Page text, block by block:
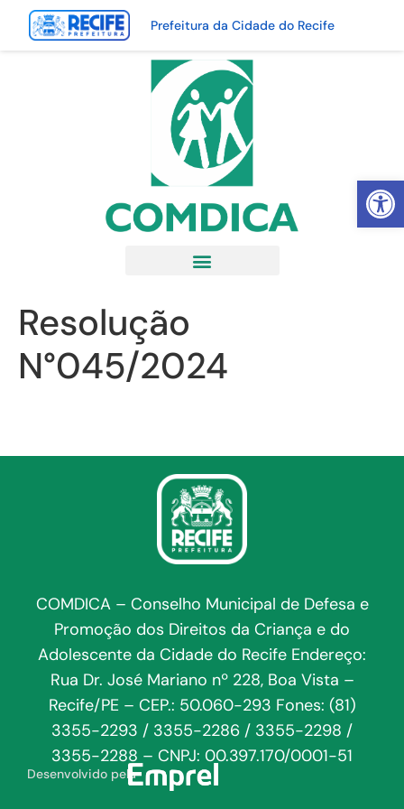
Abrir
Prefeitura da Cidade do Recife
Resolução
N°045/2024
COMDICA – Conselho Municipal de Defesa e
Promoção dos Direitos da Criança e do
Adolescente da Cidade do Recife Endereço:
Rua Dr. José Mariano nº 228, Boa Vista –
Recife/PE – CEP.: 50.060-293 Fones: (81)
3355-2293 / 3355-2286 / 3355-2298 /
3355-2288 – CNPJ: 00.397.170/0001-51
Desenvolvido pela